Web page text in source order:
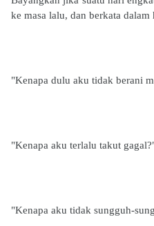
ke masa lalu, dan berkata dalam
"Kenapa dulu aku tidak berani
"Kenapa aku terlalu takut
"Kenapa aku tidak sungguh-